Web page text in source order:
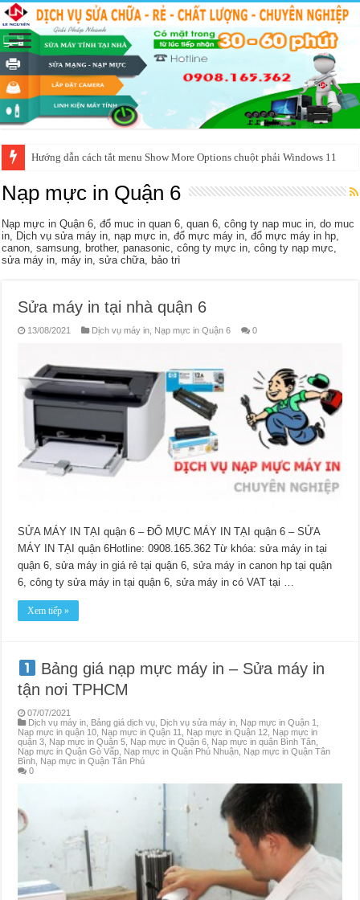
Hướng dẫn cách tắt menu Show More Options chuột phải Windows 11
Nạp mực in Quận 6
Nạp mực in Quận 6, đổ muc in quan 6, quan 6, công ty nap muc in, do muc
in, Dịch vụ sửa máy in, nạp mực in, đổ mực máy in, đổ mực máy in hp,
canon, samsung, brother, panasonic, công ty mực in, công ty nạp mực,
sửa máy in, máy in, sửa chữa, bảo trì
Sửa máy in tại nhà quận 6
13/08/2021 Dịch vụ máy in Nạp mực in Quận 6 0
SỬA MÁY IN TẠI quận 6 – ĐỔ MỰC MÁY IN TẠI quận 6 – SỬA
MÁY IN TẠI quận 6Hotline: 0908.165.362 Từ khóa: sửa máy in tại
quận 6, sửa máy in giá rẻ tại quận 6, sửa máy in canon hp tại quận
6, công ty sửa máy in tại quận 6, sửa máy in có VAT tại …
Xem tiếp »
Bảng giá nạp mực máy in – Sửa máy in
tận nơi TPHCM
07/07/2021
Dịch vụ máy in
Bảng giá dịch vụ Dịch vụ sửa máy in Nạp mực in Quận 1
Nạp mực in quận 10
Nạp mực in Quận 11 Nạp mực in Quận 12
Nạp mực in
quận 3
Nạp mực in Quận 5 Nạp mực in Quận 6 Nạp mực in quận Bình Tân
Nạp mực in Quận Gò Vấp
Nạp mực in Quận Phú Nhuận
Nạp mực in Quận Tân
Bình
Nạp mực in Quận Tân Phú
0